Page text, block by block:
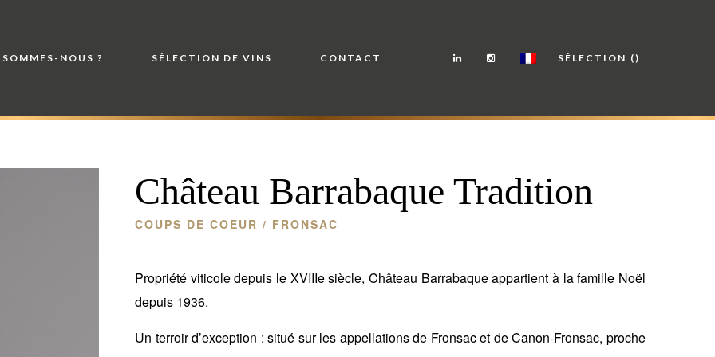
NOUS ? SÉLECTION DE VINS CONTACT SÉLECTION
Château Barrabaque Tradition
COUPS DE COEUR / FRONSAC
Propriété viticole depuis le XVIIIesiècle, Château Barrabaque appartient à la famille Noël
depuis 1936.
Un terroir d’exception : situé sur les appellations de Fronsac et de Canon-Fronsac, proche